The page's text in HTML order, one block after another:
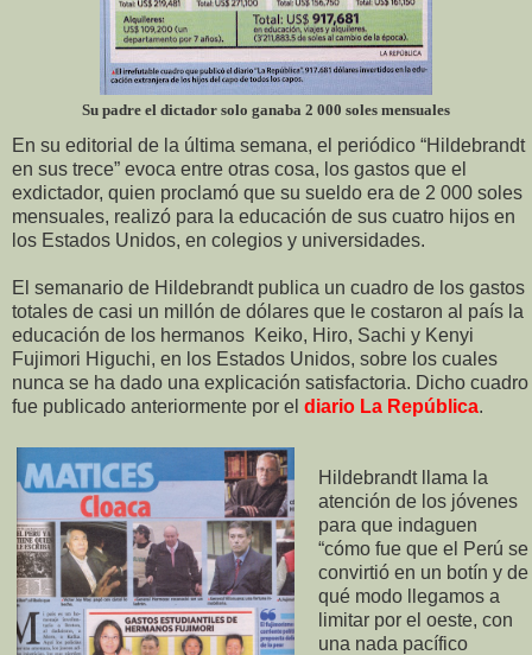
Su padre el dictador solo ganaba 2 000 soles mensuales
En su editorial de la última semana, el periódico “Hildebrandt
en sus trece” evoca entre otras cosa, los gastos que el
exdictador, quien proclamó que su sueldo era de 2 000 soles
mensuales, realizó para la educación de sus cuatro hijos en
los Estados Unidos, en colegios y universidades.
El semanario de Hildebrandt publica un cuadro de los gastos
totales de casi un millón de dólares que le costaron al país la
educación de los hermanos Keiko, Hiro, Sachi y Kenyi
Fujimori Higuchi, en los Estados Unidos, sobre los cuales
nunca se ha dado una explicación satisfactoria. Dicho cuadro
fue publicado anteriormente por el diario La República.
Hildebrandt llama la
atención de los jóvenes
para que indaguen
“cómo fue que el Perú se
convirtió en un botín y de
qué modo llegamos a
limitar por el oeste, con
una nada pacífico